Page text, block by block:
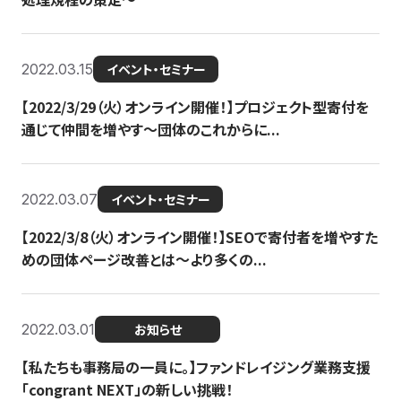
2022.03.15 イベント・セミナー
【2022/3/29（火）オンライン開催！】プロジェクト型寄付を
通じて仲間を増やす～団体のこれからに...
2022.03.07 イベント・セミナー
【2022/3/8（火）オンライン開催！】SEOで寄付者を増やすた
めの団体ページ改善とは～より多くの...
2022.03.01 お知らせ
【私たちも事務局の一員に。】ファンドレイジング業務支援
「congrant NEXT」の新しい挑戦！